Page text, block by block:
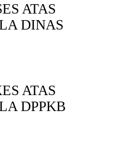
ATAS
DINAS
ATAS
DPPKB